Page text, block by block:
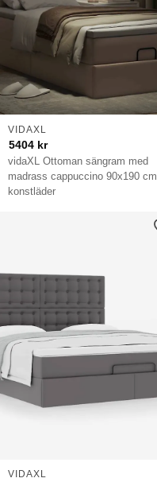
vidaXL Ottoman sängram med
madrass cappuccino 90x190 cm
konstläder
VIDAXL
5404 kr
VIDAXL